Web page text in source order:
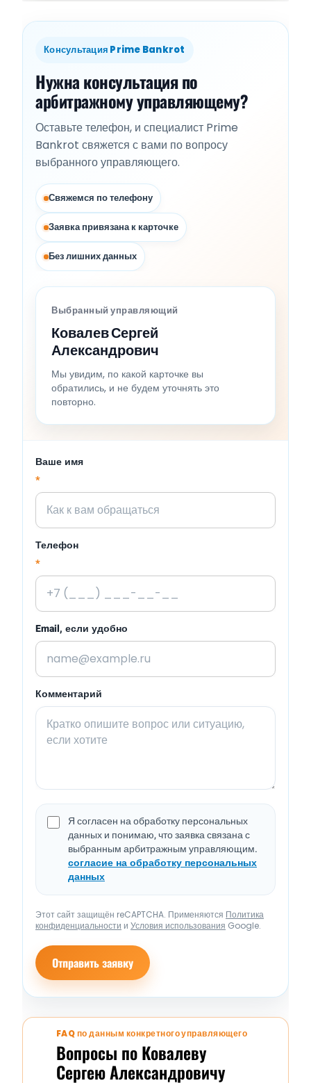
Консультация Prime Bankrot
Нужна консультация по
арбитражному управляющему?
Оставьте телефон, и специалист Prime
Bankrot свяжется с вами по вопросу
выбранного управляющего.
Свяжемся по телефону
Заявка привязана к карточке
Без лишних данных
Выбранный управляющий
Ковалев Сергей
Александрович
Мы увидим, по какой карточке вы
обратились, и не будем уточнять это
повторно.
Ваше имя
*
Телефон
*
Email, если удобно
Комментарий
Я согласен на обработку персональных
данных и понимаю, что заявка связана с
выбранным арбитражным управляющим.
согласие на обработку персональных
данных
Этот сайт защищён reCAPTCHA. Применяются Политика
конфиденциальности и Условия использования Google.
Отправить заявку
FAQ по данным конкретного управляющего
Вопросы по Ковалеву
Сергею Александровичу